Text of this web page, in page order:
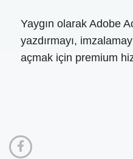
Yaygın olarak Adobe
yazdırmayı,
açmak için premium